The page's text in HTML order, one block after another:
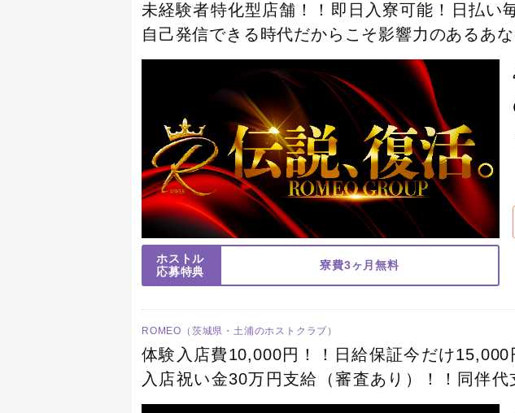
未経験者特化型店舗！！即日入寮可能！日払い
自己発信できる時代だからこそ影響力のあるあ
しませんか？集え、未来の「夜王」たち！
ホストル
応募特典
寮費3ヶ月無料
ROMEO（茨城県・土浦のホストクラブ）
体験入店費10,000円！！日給保証今だけ15,000
入店祝い金30万円支給（審査あり）！！同伴
型店舗！集え、未来の夜王たち。